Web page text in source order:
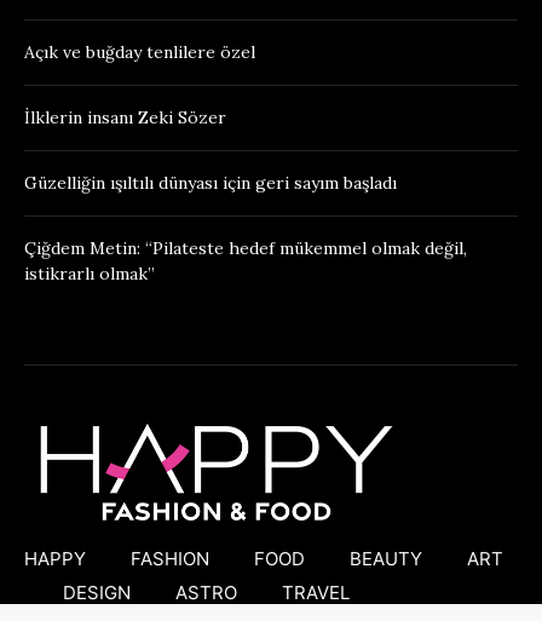
Açık ve buğday tenlilere özel
İlklerin insanı Zeki Sözer
Güzelliğin ışıltılı dünyası için geri sayım başladı
Çiğdem Metin: “Pilateste hedef mükemmel olmak değil,
istikrarlı olmak”
HAPPY FASHION FOOD BEAUTY
ART
DESIGN
ASTRO TRAVEL